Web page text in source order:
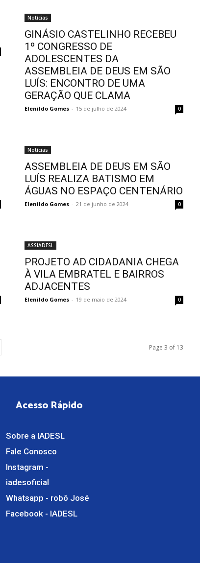
Notícias
GINÁSIO CASTELINHO RECEBEU
1º CONGRESSO DE
ADOLESCENTES DA
ASSEMBLEIA DE DEUS EM SÃO
LUÍS: ENCONTRO DE UMA
GERAÇÃO QUE CLAMA
Elenildo Gomes - 15 de julho de 2024 0
Notícias
ASSEMBLEIA DE DEUS EM SÃO
LUÍS REALIZA BATISMO EM
ÁGUAS NO ESPAÇO CENTENÁRIO
Elenildo Gomes - 21 de junho de 2024 0
ASSIADESL
PROJETO AD CIDADANIA CHEGA
À VILA EMBRATEL E BAIRROS
ADJACENTES
Elenildo Gomes - 19 de maio de 2024 0
Page 3 of 13
Acesso Rápido
Sobre a IADESL
Fale Conosco
Instagram -
iadesoficial
Whatsapp - robô José
Facebook - IADESL